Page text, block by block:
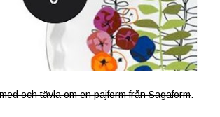
och tävla om en pajform från Sagaform.